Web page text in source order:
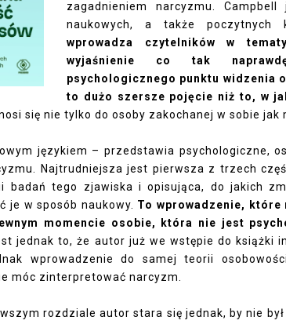
zagadnieniem narcyzmu.
naukowych, a także poczytnych
wprowadza czytelników w
wyjaśnienie co tak
psychologicznego punktu widzenia
to dużo szersze pojęcie niż to, w
się nie tylko do osoby zakochanej w sobie jak
językiem – przedstawia psychologiczne,
Najtrudniejsza jest pierwsza z trzech
badań tego zjawiska i opisująca, do jakich
je w sposób naukowy. To wprowadzenie, które
momencie osobie, która nie jest
jednak to, że autor już we wstępie do książki
wprowadzenie do samej teorii
móc zinterpretować narcyzm.
rozdziale autor stara się jednak, by nie